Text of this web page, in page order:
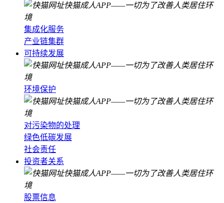
集成化服务
产业链集群
可持续发展
环境保护
对污染物的处理
绿色低碳发展
社会责任
投资者关系
股票信息